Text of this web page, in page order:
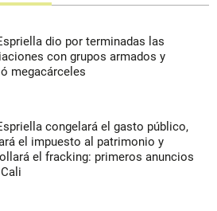
dio por terminadas las
con grupos armados y
megacárceles
congelará el gasto público,
el impuesto al patrimonio y
el fracking: primeros anuncios